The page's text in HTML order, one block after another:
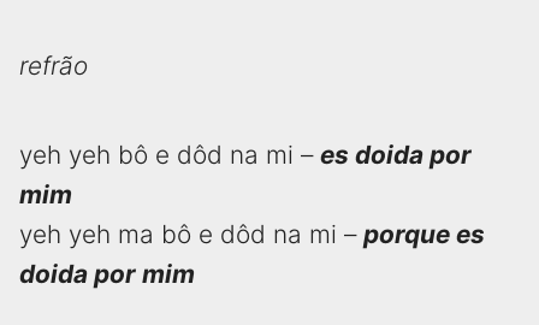
refrão
yeh yeh bô e dôd na mi – es doida por
mim
yeh yeh ma bô e dôd na mi – porque es
doida por mim